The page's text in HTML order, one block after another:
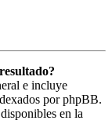
e incluye
por phpBB.
en la